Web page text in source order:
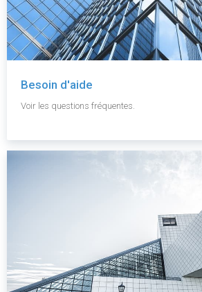
Besoin d'aide
Voir les questions fréquentes.